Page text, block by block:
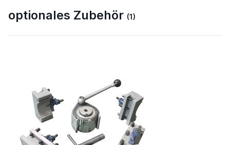
optionales Zubehör (1)